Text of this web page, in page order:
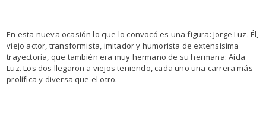
En esta nueva ocasión lo que lo convocó es una figura: Jorge Luz. Él,
viejo actor, transformista, imitador y humorista de extensísima
trayectoria, que también era muy hermano de su hermana: Aida
Luz. Los dos llegaron a viejos teniendo, cada uno una carrera más
prolífica y diversa que el otro.